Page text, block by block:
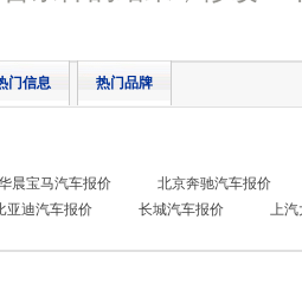
门信息 热门品牌
晨宝马汽车报价 北京奔驰汽车报价
亚迪汽车报价 长城汽车报价 上汽